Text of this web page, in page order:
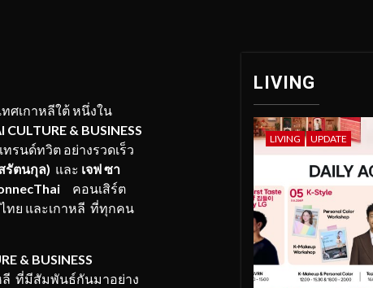
ศเกาหลีใต้ หนึ่งใน
& BUSINESS
รนด์ทวิต อย่างรวดเร็ว
รัตนกุล) และ เจฟ ซา
คอนเสิร์ต
ทย และเกาหลี ที่ทุกคน
& BUSINESS
ลี ที่มีสัมพันธ์กันมาอย่าง
LIVING
LIVING UPDATE